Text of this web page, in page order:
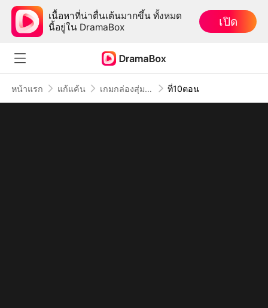
เนื้อหาที่น่าตื่นเต้นมากขึ้น ทั้งหมด
นี้อยู่ใน DramaBox
เปิด
หน้าแรก แก้แค้น เกมกล่องสุ่มรัก ที่10ตอน